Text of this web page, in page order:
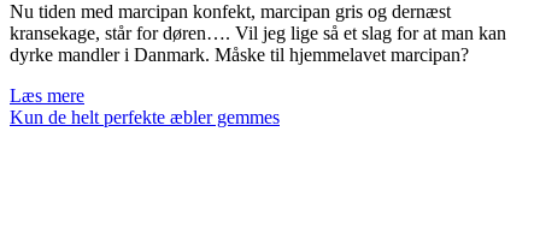
Nu tiden med marcipan konfekt, marcipan gris og dernæst
kransekage, står for døren…. Vil jeg lige så et slag for at man kan
dyrke mandler i Danmark. Måske til hjemmelavet marcipan?
Læs mereHøst
af
Kun de helt perfekte æbler gemmes